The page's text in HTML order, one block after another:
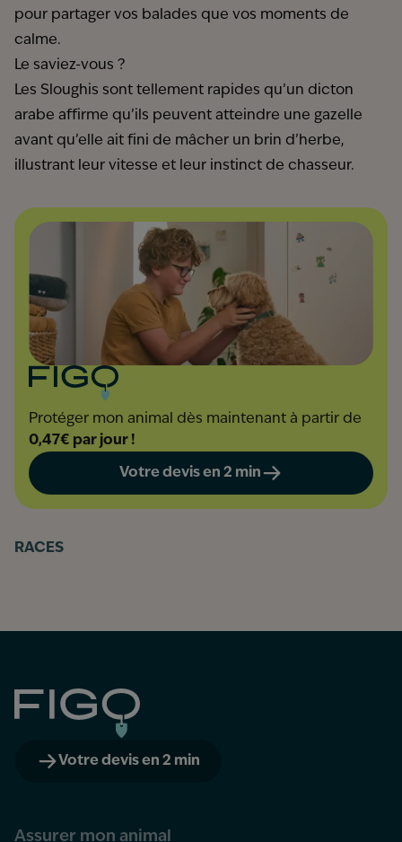
pour partager vos balades que vos moments de
calme.
Le saviez-vous ?
Les Sloughis sont tellement rapides qu’un dicton
arabe affirme qu’ils peuvent atteindre une gazelle
avant qu’elle ait fini de mâcher un brin d’herbe,
illustrant leur vitesse et leur instinct de chasseur.
Protéger mon animal dès maintenant à partir de
0,47€ par jour !
Votre devis en 2 min
RACES
Figo
Votre devis en 2 min
Assurer mon animal